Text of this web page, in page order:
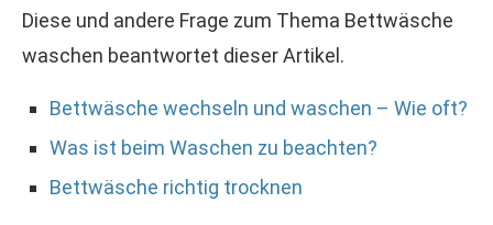
Diese und andere Frage zum Thema Bettwäsche
waschen beantwortet dieser Artikel.
Bettwäsche wechseln und waschen – Wie oft?
Was ist beim Waschen zu beachten?
Bettwäsche richtig trocknen